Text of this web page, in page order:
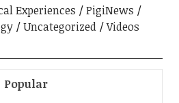
Experiences
PigiNews
Uncategorized Videos
Popular